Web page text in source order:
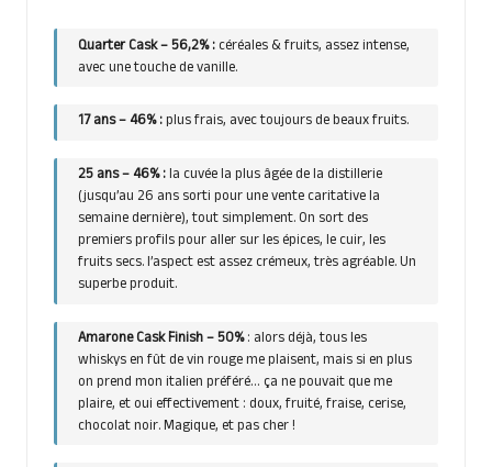
Quarter Cask – 56,2% :céréales & fruits, assez intense,
avec une touche de vanille.
17 ans – 46% :plus frais, avec toujours de beaux fruits.
25 ans – 46% :la cuvée la plus âgée de la distillerie
(jusqu’au 26 ans sorti pour une vente caritative la
semaine dernière), tout simplement. On sort des
premiers profils pour aller sur les épices, le cuir, les
fruits secs. l’aspect est assez crémeux, très agréable. Un
superbe produit.
Amarone Cask Finish – 50%: alors déjà, tous les
whiskys en fût de vin rouge me plaisent, mais si en plus
on prend mon italien préféré… ça ne pouvait que me
plaire, et oui effectivement : doux, fruité, fraise, cerise,
chocolat noir. Magique, et pas cher !